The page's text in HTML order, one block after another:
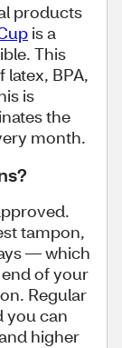
products
is a
This
latex, BPA,
is
the
month.
tampon,
— which
of your
Regular
you can
higher